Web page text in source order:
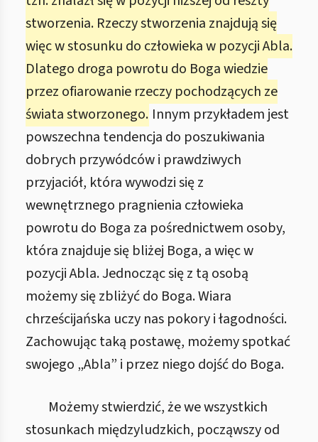
stworzenia. Rzeczy stworzenia znajdują się
więc w stosunku do człowieka w pozycji Abla.
Dlatego droga powrotu do Boga wiedzie
przez ofiarowanie rzeczy pochodzących ze
świata stworzonego. Innym przykładem jest
powszechna tendencja do poszukiwania
dobrych przywódców i prawdziwych
przyjaciół, która wywodzi się z
wewnętrznego pragnienia człowieka
powrotu do Boga za pośrednictwem osoby,
która znajduje się bliżej Boga, a więc w
pozycji Abla. Jednocząc się z tą osobą
możemy się zbliżyć do Boga. Wiara
chrześcijańska uczy nas pokory i łagodności.
Zachowując taką postawę, możemy spotkać
swojego „Abla” i przez niego dojść do Boga.
Możemy stwierdzić, że we wszystkich
stosunkach międzyludzkich, począwszy od